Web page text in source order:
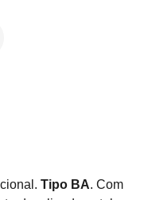
Tipo BA. Com